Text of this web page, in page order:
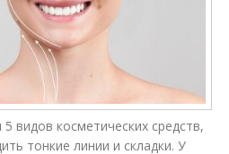
видов косметических средств,
тонкие линии и складки. У